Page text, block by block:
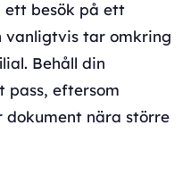
ett besök på ett
vanligtvis tar omkring
Behåll din
pass, eftersom
dokument nära större